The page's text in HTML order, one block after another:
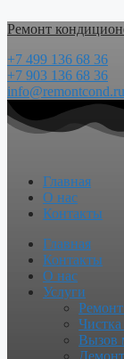
к
Ремонт
+7 499 136 68 36
+7 903 136 68 36
info@remontcond.ru
Главная
О нас
Контакты
Menu
Главная
Контакты
О нас
Услуги
Вызов